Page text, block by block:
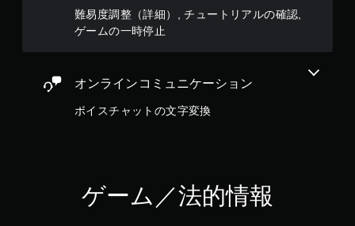
可
能
ロ
ラ
機
能
難易度調整（詳細）, チュートリアルの確認,
ゲームの一時停止
オンラインコミュニケーション
ボイスチャットの文字変換
ゲーム／法的情報